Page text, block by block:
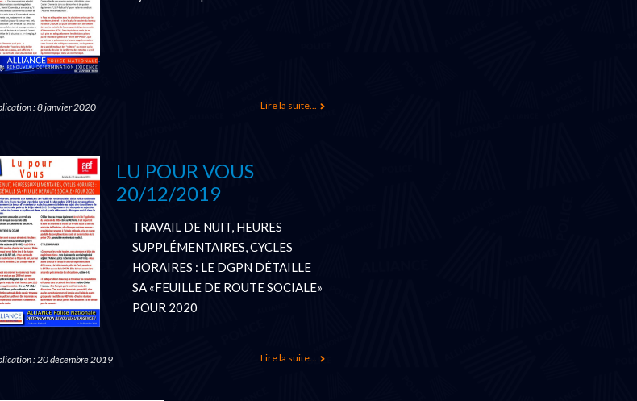
: 8 janvier 2020 Lire la suite...
LU POUR VOUS
20/12/2019
TRAVAIL DE NUIT, HEURES
SUPPLÉMENTAIRES, CYCLES
HORAIRES : LE DGPN DÉTAILLE
SA «FEUILLE DE ROUTE SOCIALE»
POUR 2020
: 20 décembre 2019 Lire la suite...